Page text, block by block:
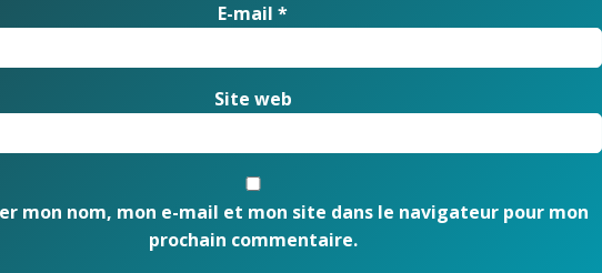
E-mail*
Site web
mon nom, mon e-mail et mon site dans le navigateur pour mon
prochain commentaire.